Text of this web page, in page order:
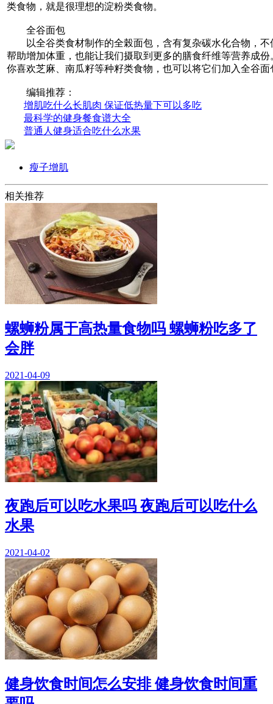
类食物，就是很理想的淀粉类食物。
全谷面包
以全谷类食材制作的全榖面包，含有复杂碳水化合物，不
帮助增加体重，也能让我们摄取到更多的膳食纤维等营养成份
你喜欢芝麻、南瓜籽等种籽类食物，也可以将它们加入全谷面
编辑推荐：
增肌吃什么长肌肉 保证低热量下可以多吃
最科学的健身餐食谱大全
普通人健身适合吃什么水果
瘦子增肌
相关推荐
螺蛳粉属于高热量食物吗 螺蛳粉吃多了
会胖
2021-04-09
夜跑后可以吃水果吗 夜跑后可以吃什么
水果
2021-04-02
健身饮食时间怎么安排 健身饮食时间重